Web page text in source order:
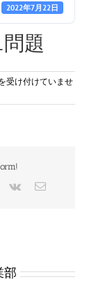
2022年7月22日
題
受け付けていませ
Pinterest
Vk
電
部